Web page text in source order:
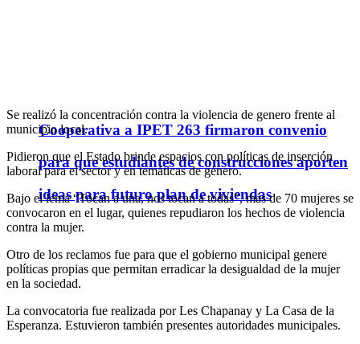
Cooperativa a IPET 263 firmaron convenio
para que estudiantes de construcciones aporten
ideas para futuro plan de viviendas
Se realizó la concentración contra la violencia de genero frente al
municipio local.
Pidieron que el Estado brinde espacios con políticas de inserción
laboral para el sector y en temáticas de género.
Bajo el lema “Tocan a una, nos tocan a todas”, más de 70 mujeres se
convocaron en el lugar, quienes repudiaron los hechos de violencia
contra la mujer.
Otro de los reclamos fue para que el gobierno municipal genere
políticas propias que permitan erradicar la desigualdad de la mujer
en la sociedad.
La convocatoria fue realizada por Les Chapanay y La Casa de la
Esperanza. Estuvieron también presentes autoridades municipales.